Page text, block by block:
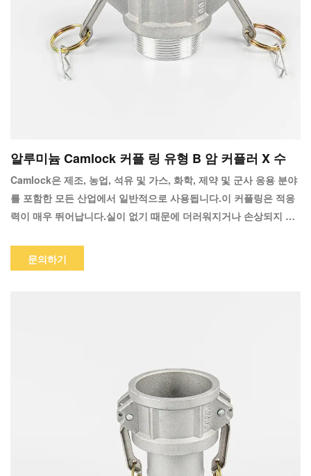
알루미늄 Camlock 커플 링 유형 B 암 커플러 X 수
Camlock은 제조, 농업, 석유 및 가스, 화학, 제약 및 군사 응용 분야
를 포함한 모든 산업에서 일반적으로 사용됩니다.이 커플링은 적응
력이 매우 뛰어납니다.실이 없기 때문에 더러워지거나 손상되지 않
커플 링은 석유 및 산업용 화학 트럭과 같이 빈번한 호스 교체가 필
요한 상황에 매우 적합합니다.
문의하기